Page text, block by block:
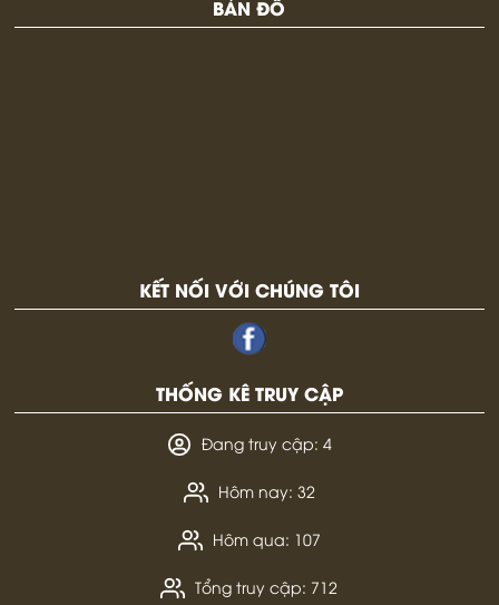
BẢN ĐỒ
KẾT NỐI VỚI CHÚNG TÔI
THỐNG KÊ TRUY CẬP
Đang truy cập: 4
Hôm nay: 32
Hôm qua: 107
Tổng truy cập: 712